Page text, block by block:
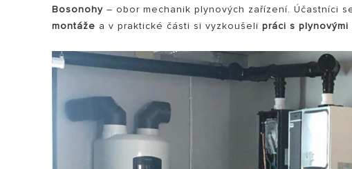
VŠECHNY MODELY
Bosonohy – obor mechanik plynových zařízení. Účastníci
montáže a v praktické části si vyzkoušelipráci s plynovými